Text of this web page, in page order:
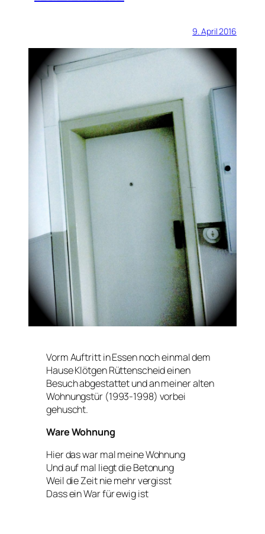
9. April 2016
Vorm Auftritt in Essen noch einmal dem
Hause Klötgen Rüttenscheid einen
Besuch abgestattet und an meiner alten
Wohnungstür (1993-1998) vorbei
gehuscht.
Ware Wohnung
Hier das war mal meine Wohnung
Und aufmal liegt die Betonung
Weil die Zeit nie mehr vergisst
Dass einWarfür ewig ist